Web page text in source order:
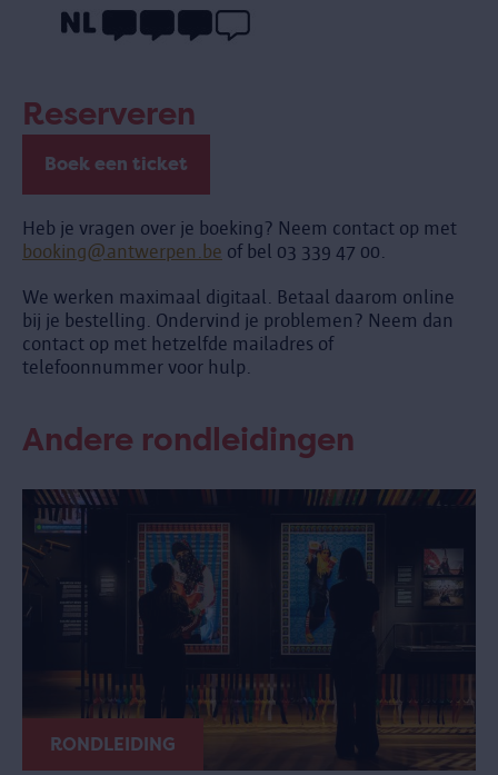
Reserveren
Boek een ticket
Heb je vragen over je boeking? Neem contact op met
booking@antwerpen.be of bel 03 339 47 00.
We werken maximaal digitaal. Betaal daarom online
bij je bestelling. Ondervind je problemen? Neem dan
contact op met hetzelfde mailadres of
telefoonnummer voor hulp.
Andere rondleidingen
RONDLEIDING